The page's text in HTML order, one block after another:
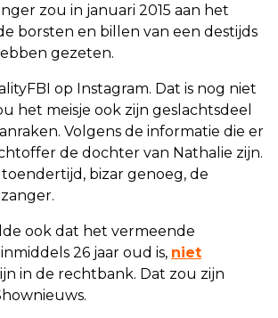
zou in januari 2015 aan het
borsten en billen van een destijds
gezeten.
op Instagram. Dat is nog niet
het meisje ook zijn geslachtsdeel
Volgens de informatie die er
de dochter van Nathalie zijn.
bizar genoeg, de
ook dat het vermeende
26 jaar oud is, niet
in de rechtbank. Dat zou zijn